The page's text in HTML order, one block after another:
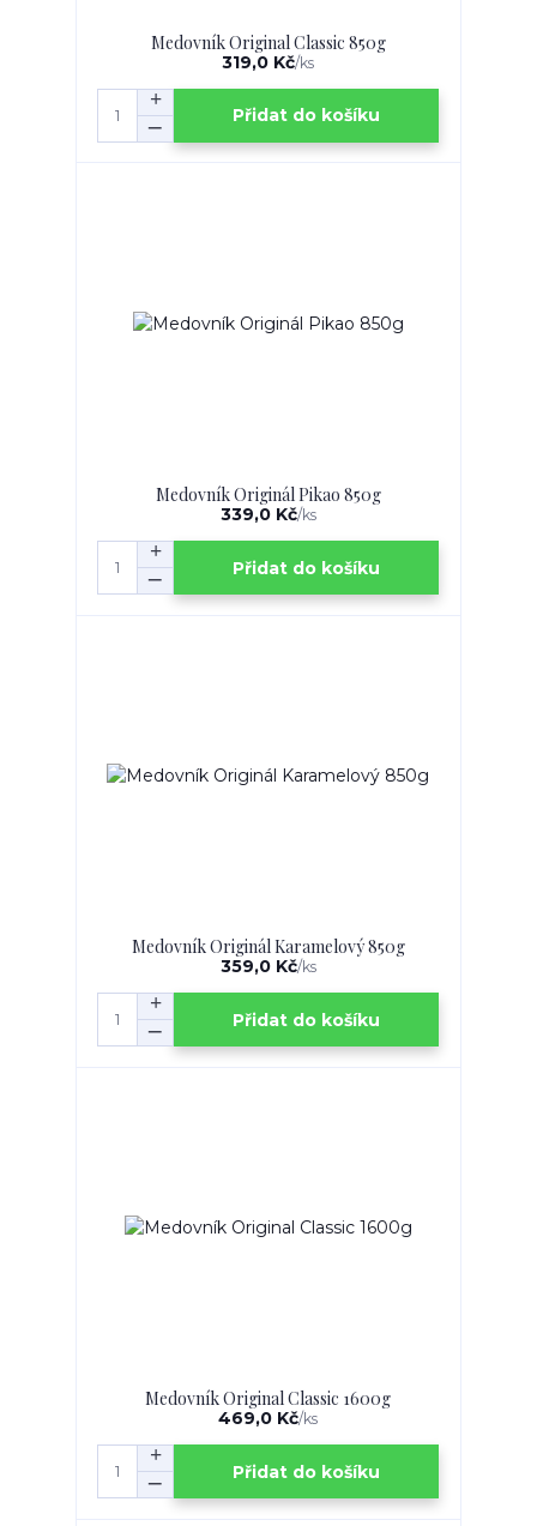
Medovník Original Classic 850g
319,0 Kč/ks
Přidat do košíku
Medovník Originál Pikao 850g
339,0 Kč/ks
Přidat do košíku
Medovník Originál Karamelový 850g
359,0 Kč/ks
Přidat do košíku
Medovník Original Classic 1600g
469,0 Kč/ks
Přidat do košíku